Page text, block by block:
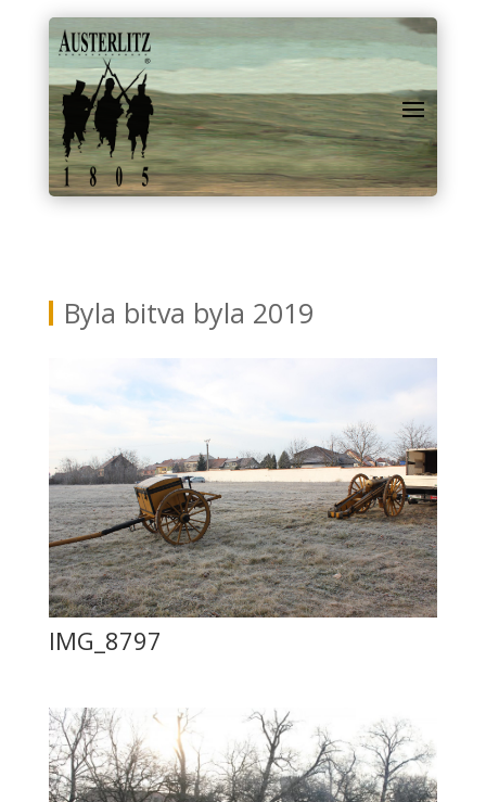
Byla bitva byla 2019
IMG_8797